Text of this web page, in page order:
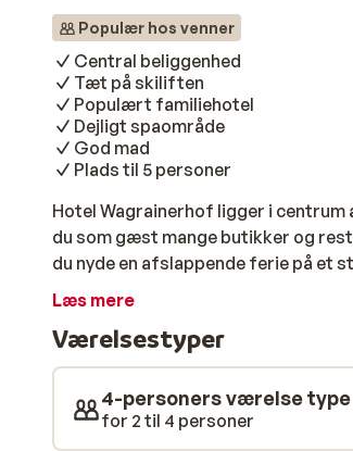
Populær hos venner
Central beliggenhed
Tæt på skiliften
Populært familiehotel
Dejligt spaområde
God mad
Plads til 5 personer
Hotel Wagrainerhof ligger i centrum
du som gæst mange butikker og
du nyde en afslappende ferie på et
spaområde. Blot 500 meter fra
Læs mere
Værelsestyper
4-personers værelse type
for 2 til 4 personer